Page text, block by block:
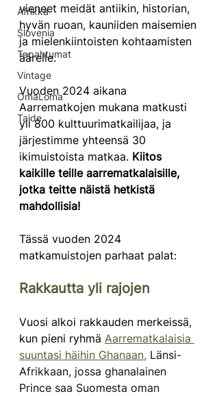
Afrikka
Slovenia
Tapahtumat
Vintage
OmaLoma
Taide
vieneet meidät antiikin, historian,
hyvän ruoan, kauniiden maisemien
ja mielenkiintoisten kohtaamisten
äärelle.
Vuoden 2024 aikana
Aarrematkojen mukana matkusti
yli 800 kulttuurimatkailijaa, ja
järjestimme yhteensä 30
ikimuistoista matkaa. Kiitos
kaikille teille aarrematkalaisille,
jotka teitte näistä hetkistä
mahdollisia!
Tässä vuoden 2024
matkamuistojen parhaat palat:
Rakkautta yli rajojen
Vuosi alkoi rakkauden merkeissä,
kun pieni ryhmä Aarrematkalaisia
suuntasi häihin Ghanaan, Länsi-
Afrikkaan, jossa ghanalainen
Prince saa Suomesta oman